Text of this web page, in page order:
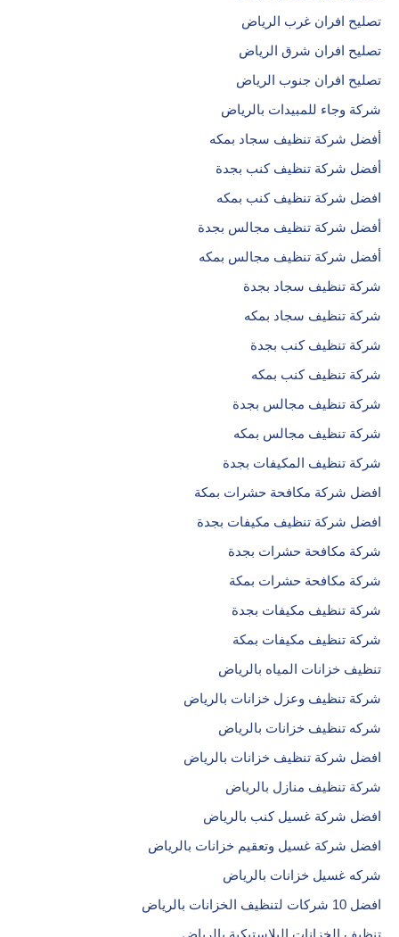
تصليح افران غرب الرياض
تصليح افران شرق الرياض
تصليح افران جنوب الرياض
شركة وجاء للمبيدات بالرياض
أفضل شركة تنظيف سجاد بمكه
أفضل شركة تنظيف كنب بجدة
افضل شركة تنظيف كنب بمكه
أفضل شركة تنظيف مجالس بجدة
أفضل شركة تنظيف مجالس بمكه
شركة تنظيف سجاد بجدة
شركة تنظيف سجاد بمكه
شركة تنظيف كنب بجدة
شركة تنظيف كنب بمكه
شركة تنظيف مجالس بجدة
شركة تنظيف مجالس بمكه
شركة تنظيف المكيفات بجدة
افضل شركة مكافحة حشرات بمكة
افضل شركة تنظيف مكيفات بجدة
شركة مكافحة حشرات بجدة
شركة مكافحة حشرات بمكة
شركة تنظيف مكيفات بجدة
شركة تنظيف مكيفات بمكة
تنظيف خزانات المياه بالرياض
شركة تنظيف وعزل خزانات بالرياض
شركه تنظيف خزانات بالرياض
افضل شركة تنظيف خزانات بالرياض
شركة تنظيف منازل بالرياض
افضل شركة غسيل كنب بالرياض
افضل شركة غسيل وتعقيم خزانات بالرياض
شركه غسيل خزانات بالرياض
افضل 10 شركات لتنظيف الخزانات بالرياض
تنظيف الخزانات البلاستيكية بالرياض